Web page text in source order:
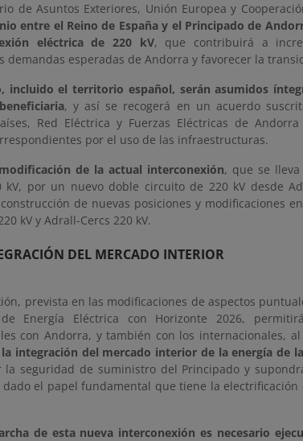
de Asuntos Exteriores, Unión Europea y
entre el Reino de España y el Principado de
eléctrica de 220 kV, que contribuirá a
demandas esperadas de Andorra y favorecer la
incluido el territorio español, serán asumidos
, y así se recogerá en un acuerdo
Red Eléctrica y Fuerzas Eléctricas de Andorra
por el uso de las infraestructuras.
modificación de la actual interconexión, que se
kV, por un nuevo doble circuito de 220 kV desde
de nuevas posiciones y modificaciones
kV y Adrall-Cercs 220 kV.
DEL MERCADO INTERIOR
prevista en las modificaciones de aspectos
Energía Eléctrica con Horizonte 2026,
con Andorra, y también con los internacionales,
integración del mercado interior de la energía de
la seguridad de suministro del Principado y
el papel fundamental que tiene la electrificación
de esta nueva interconexión es necesario